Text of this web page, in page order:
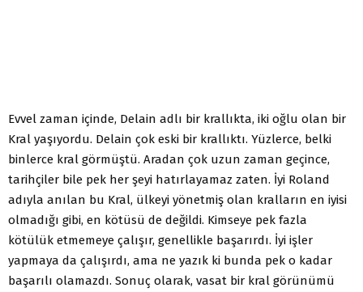
Evvel zaman içinde, Delain adlı bir krallıkta, iki oğlu olan bir
Kral yaşıyordu. Delain çok eski bir krallıktı. Yüzlerce, belki
binlerce kral görmüştü. Aradan çok uzun zaman geçince,
tarihçiler bile pek her şeyi hatırlayamaz zaten. İyi Roland
adıyla anılan bu Kral, ülkeyi yönetmiş olan kralların en iyisi
olmadığı gibi, en kötüsü de değildi. Kimseye pek fazla
kötülük etmemeye çalışır, genellikle başarırdı. İyi işler
yapmaya da çalışırdı, ama ne yazık ki bunda pek o kadar
başarılı olamazdı. Sonuç olarak, vasat bir kral görünümü